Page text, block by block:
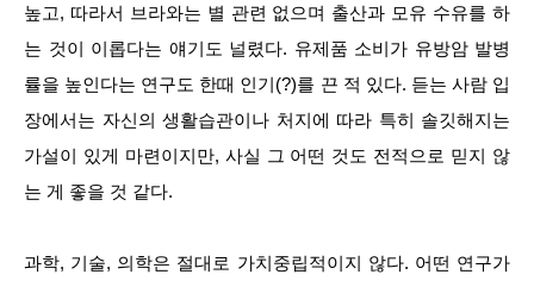
높고, 따라서 브라와는 별 관련 없으며 출산과 모유 수유를 하
는 것이 이롭다는 얘기도 널렸다. 유제품 소비가 유방암 발병
률을 높인다는 연구도 한때 인기(?)를 끈 적 있다. 듣는 사람 입
장에서는 자신의 생활습관이나 처지에 따라 특히 솔깃해지는
가설이 있게 마련이지만, 사실 그 어떤 것도 전적으로 믿지 않
는 게 좋을 것 같다.
과학, 기술, 의학은 절대로 가치중립적이지 않다. 어떤 연구가